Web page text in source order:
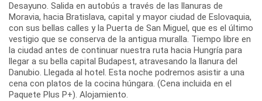
Desayuno. Salida en autobús a través de las llanuras de
Moravia, hacia Bratislava, capital y mayor ciudad de Eslovaquia,
con sus bellas calles y la Puerta de San Miguel, que es el último
vestigio que se conserva de la antigua muralla. Tiempo libre en
la ciudad antes de continuar nuestra ruta hacia Hungría para
llegar a su bella capital Budapest, atravesando la llanura del
Danubio. Llegada al hotel. Esta noche podremos asistir a una
cena con platos de la cocina húngara. (Cena incluida en el
Paquete Plus P+). Alojamiento.